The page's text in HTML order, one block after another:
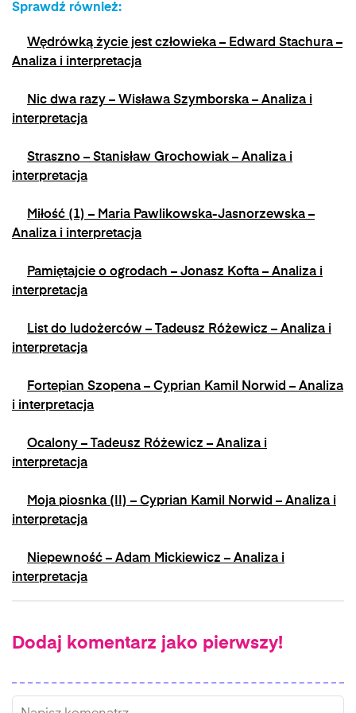
jest możliwe poprzez kontakt z Administratorem
naciśniecie przycisku "wypisz się" znajdującego
się w wiadomościach e-mail od nas.
Sprawdź również:
Wędrówką życie jest człowieka – Edward Stachura –
Analiza i interpretacja
Nic dwa razy – Wisława Szymborska – Analiza i
interpretacja
Straszno – Stanisław Grochowiak – Analiza i
interpretacja
Miłość (1) – Maria Pawlikowska-Jasnorzewska –
Analiza i interpretacja
Pamiętajcie o ogrodach – Jonasz Kofta – Analiza i
interpretacja
List do ludożerców – Tadeusz Różewicz – Analiza i
interpretacja
Fortepian Szopena – Cyprian Kamil Norwid – Analiza
i interpretacja
Ocalony – Tadeusz Różewicz – Analiza i
interpretacja
Moja piosnka (II) – Cyprian Kamil Norwid – Analiza i
interpretacja
Niepewność – Adam Mickiewicz – Analiza i
interpretacja
Dodaj komentarz jako pierwszy!